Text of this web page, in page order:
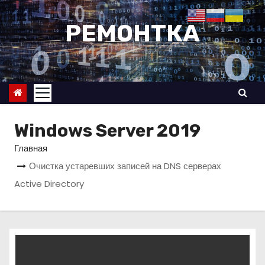
П
е
р
е
й
и
РЕМОНТКА
Windows Server 2019
Главная
Очистка устаревших записей на DNS серверах
Active Directory